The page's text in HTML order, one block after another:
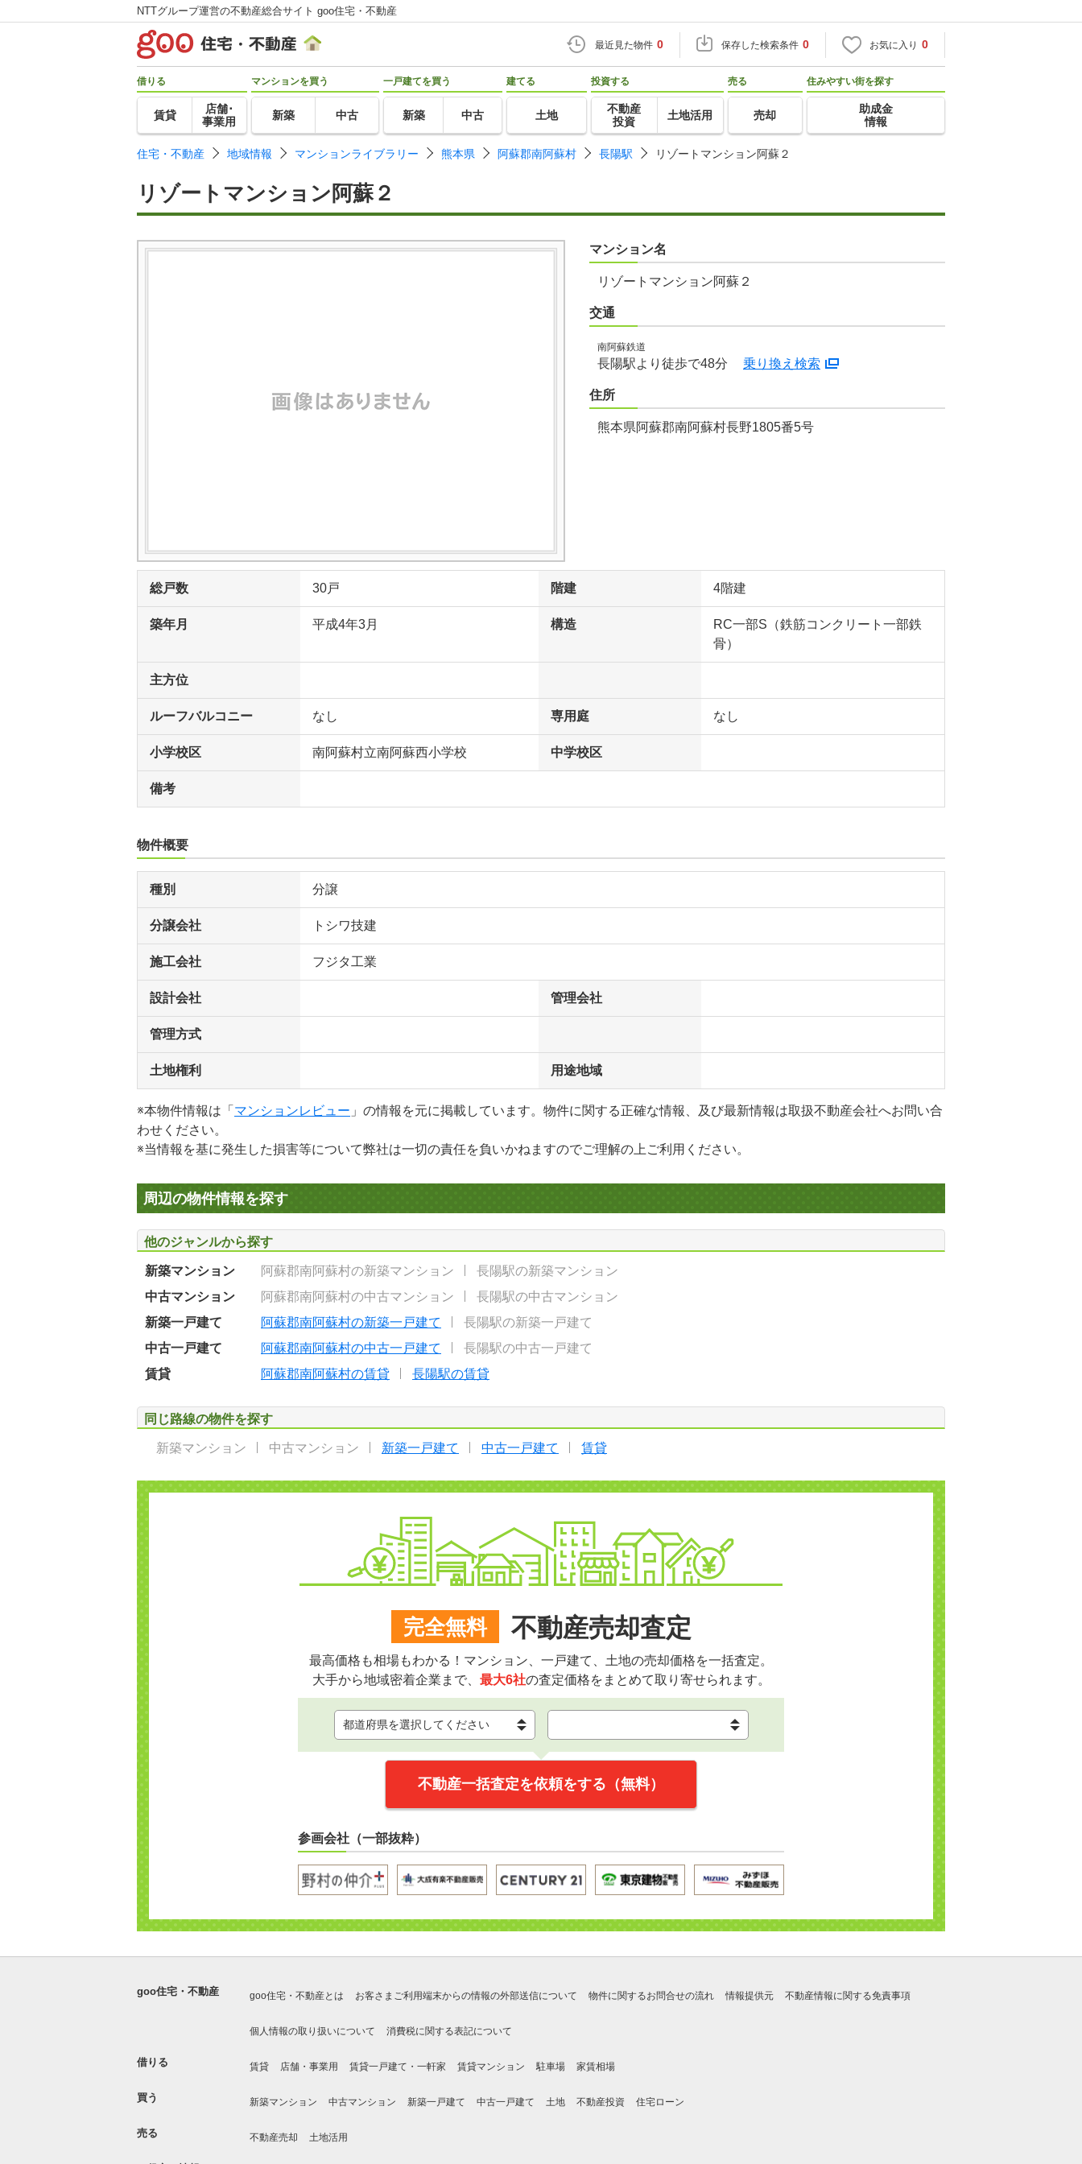
NTTグループ運営の不動産総合サイト goo住宅・不動産
最近見た物件 0 保存した検索条件 0 お気に入り 0
借りる
賃貸
店舗･
事業用
マンションを買う
新築 中古
一戸建てを買う
新築 中古
建てる
土地
投資する
不動産
投資
土地活用
売る
売却
住みやすい街を探す
助成金
情報
住宅・不動産 地域情報 マンションライブラリー 熊本県 阿蘇郡南阿蘇村 長陽駅 リゾートマンション阿蘇２
リゾートマンション阿蘇２
マンション名
リゾートマンション阿蘇２
交通
南阿蘇鉄道
長陽駅より徒歩で48分 乗り換え検索
住所
熊本県阿蘇郡南阿蘇村長野1805番5号
総戸数 30戸 階建 4階建
築年月 平成4年3月 構造
RC一部S（鉄筋コンクリート一部鉄
骨）
主方位
ルーフバルコニー なし 専用庭 なし
小学校区 南阿蘇村立南阿蘇西小学校 中学校区
備考
物件概要
種別 分譲
分譲会社 トシワ技建
施工会社 フジタ工業
設計会社 管理会社
管理方式
土地権利 用途地域
※本物件情報は「 マンションレビュー 」の情報を元に掲載しています。物件に関する正確な情報、及び最新情報は取扱不動産会社へお問い合
わせください。
※当情報を基に発生した損害等について弊社は一切の責任を負いかねますのでご理解の上ご利用ください。
周辺の物件情報を探す
他のジャンルから探す
新築マンション 阿蘇郡南阿蘇村の新築マンション
長陽駅の新築マンション
中古マンション
阿蘇郡南阿蘇村の中古マンション
長陽駅の中古マンション
新築一戸建て
阿蘇郡南阿蘇村の新築一戸建て
長陽駅の新築一戸建て
中古一戸建て
阿蘇郡南阿蘇村の中古一戸建て
長陽駅の中古一戸建て
賃貸
阿蘇郡南阿蘇村の賃貸 長陽駅の賃貸
同じ路線の物件を探す
新築マンション 中古マンション 新築一戸建て 中古一戸建て 賃貸
完全無料 不動産売却査定
最高価格も相場もわかる！マンション、一戸建て、土地の売却価格を一括査定。
大手から地域密着企業まで、 最大6社の査定価格をまとめて取り寄せられます。
不動産一括査定を依頼をする（無料）
参画会社（一部抜粋）
goo住宅・不動産 goo住宅・不動産とは お客さまご利用端末からの情報の外部送信について 物件に関するお問合せの流れ 情報提供元 不動産情報に関する免責事項
個人情報の取り扱いについて 消費税に関する表記について
借りる 賃貸 店舗・事業用 賃貸一戸建て・一軒家 賃貸マンション 駐車場 家賃相場
買う 新築マンション 中古マンション 新築一戸建て 中古一戸建て 土地 不動産投資 住宅ローン
売る 不動産売却 土地活用